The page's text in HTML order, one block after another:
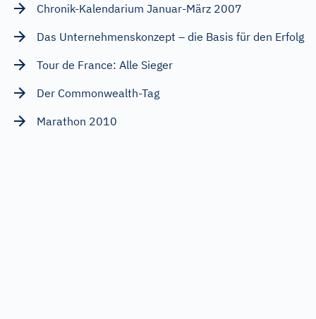
Chronik-Kalendarium Januar-März 2007
Das Unternehmenskonzept – die Basis für den Erfolg
Tour de France: Alle Sieger
Der Commonwealth-Tag
Marathon 2010